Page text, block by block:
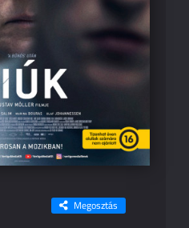
Megosztás